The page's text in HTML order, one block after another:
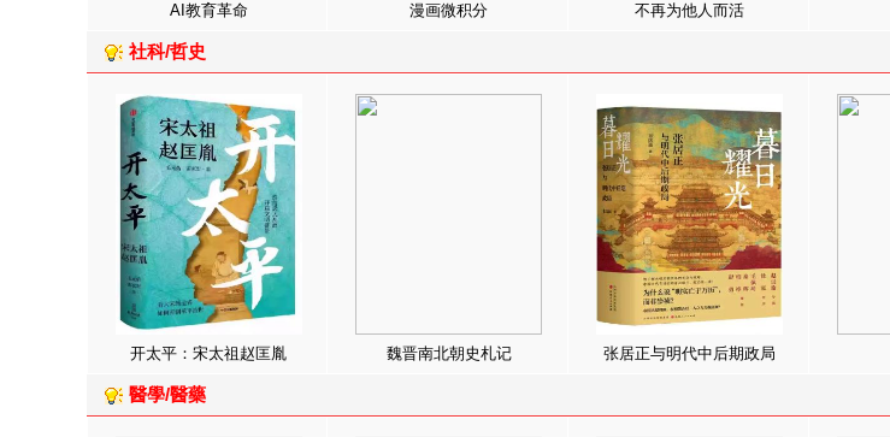
AI教育革命 漫画微积分 不再为他人而活
社科/哲史
开太平：宋太祖赵匡胤 魏晋南北朝史札记 张居正与明代中后期政局
醫學/醫藥